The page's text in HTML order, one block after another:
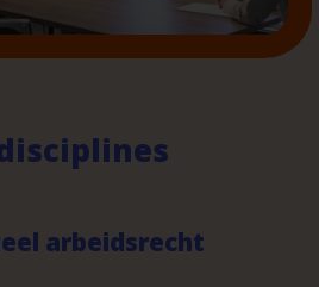
arbeidsrecht